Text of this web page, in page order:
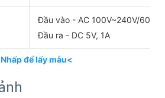
Đầu vào - AC 100V~240V/60HZ
Đầu ra - DC 5V, 1A
để lấy mẫu<